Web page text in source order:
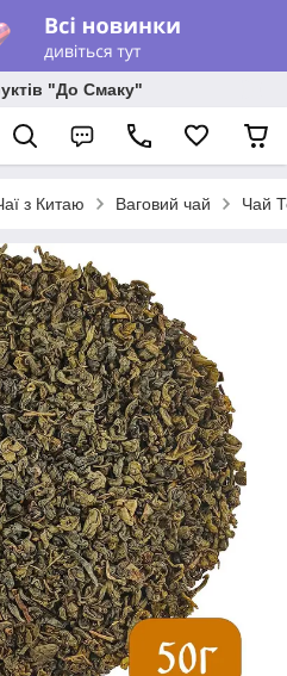
"До Смаку"
з Китаю Ваговий чай Чай